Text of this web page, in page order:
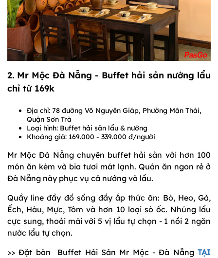
2. Mr Mộc Đà Nẵng - Buffet hải sản nướng lẩu
chỉ từ 169k
Địa chỉ: 78 đường Võ Nguyên Giáp, Phường Mân Thái,
Quận Sơn Trà
Loại hình: Buffet hải sản lẩu & nướng
Khoảng giá: 169.000 - 339.000 đ/người
Mr Mộc Đà Nẵng chuyên buffet hải sản với hơn 100
món ăn kèm và bia tươi mát lạnh. Quán ăn ngon rẻ ở
Đà Nẵng này phục vụ cả nướng và lẩu.
Quầy line đầy đồ sống đầy ắp thức ăn: Bò, Heo, Gà,
Ếch, Hàu, Mực, Tôm và hơn 10 loại sò ốc. Nhúng lẩu
cực sung, thoải mái với 5 vị lẩu tự chọn - 1 nồi 2 ngăn
nước lẩu tự chọn.
>> Đặt bàn Buffet Hải Sản Mr Mộc - Đà Nẵng TẠI